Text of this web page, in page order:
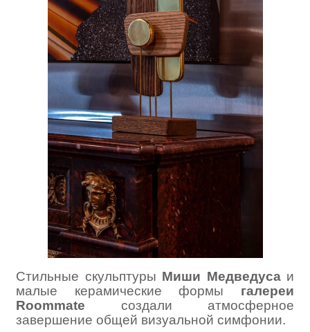
Стильные скульптуры Миши Медведусаи
малые керамические формы галереи
Roommate создали атмосферное
завершение общей визуальной симфонии.